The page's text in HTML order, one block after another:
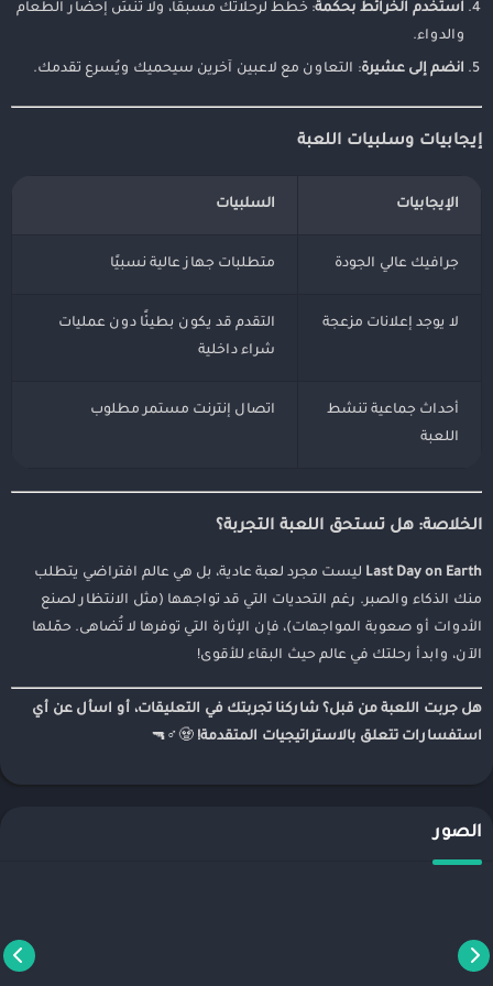
استخدم الخرائط بحكمة: خطط لرحلاتك مسبقًا، ولا تنسَ إحضار الطعام
والدواء.
انضم إلى عشيرة: التعاون مع لاعبين آخرين سيحميك ويُسرع تقدمك.
إيجابيات وسلبيات اللعبة
الإيجابيات السلبيات
جرافيك عالي الجودة متطلبات جهاز عالية نسبيًا
لا يوجد إعلانات مزعجة
التقدم قد يكون بطيئًا دون عمليات
شراء داخلية
أحداث جماعية تنشط
اللعبة
اتصال إنترنت مستمر مطلوب
الخلاصة: هل تستحق اللعبة التجربة؟
Last Day on Earth ليست مجرد لعبة عادية، بل هي عالم افتراضي يتطلب
منك الذكاء والصبر. رغم التحديات التي قد تواجهها (مثل الانتظار لصنع
الأدوات أو صعوبة المواجهات)، فإن الإثارة التي توفرها لا تُضاهى. حمّلها
الآن، وابدأ رحلتك في عالم حيث البقاء للأقوى!
هل جربت اللعبة من قبل؟ شاركنا تجربتك في التعليقات، أو اسأل عن أي
استفسارات تتعلق بالاستراتيجيات المتقدمة! 🧟♂️🔫
الصور